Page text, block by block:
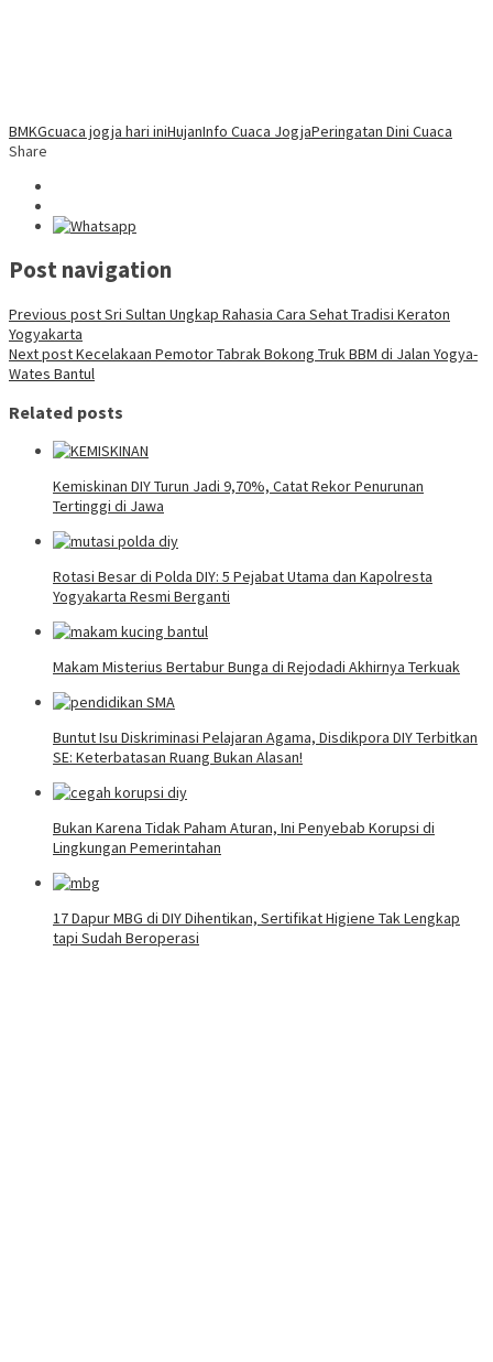
BMKGcuaca jogja hari iniHujanInfo Cuaca JogjaPeringatan Dini Cuaca
Share
Post navigation
Previous postSri Sultan Ungkap Rahasia Cara Sehat Tradisi Keraton
Yogyakarta
Next postKecelakaan Pemotor Tabrak Bokong Truk BBM di Jalan Yogya-
Wates Bantul
Related posts
Kemiskinan DIY Turun Jadi 9,70%, Catat Rekor Penurunan
Tertinggi di Jawa
Rotasi Besar di Polda DIY: 5 Pejabat Utama dan Kapolresta
Yogyakarta Resmi Berganti
Makam Misterius Bertabur Bunga di Rejodadi Akhirnya Terkuak
Buntut Isu Diskriminasi Pelajaran Agama, Disdikpora DIY Terbitkan
SE: Keterbatasan Ruang Bukan Alasan!
Bukan Karena Tidak Paham Aturan, Ini Penyebab Korupsi di
Lingkungan Pemerintahan
17 Dapur MBG di DIY Dihentikan, Sertifikat Higiene Tak Lengkap
tapi Sudah Beroperasi